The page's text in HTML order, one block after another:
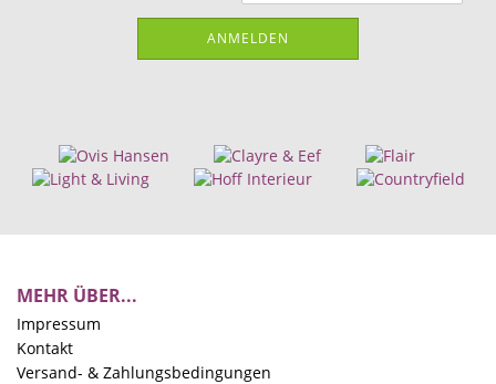
ANMELDEN
MEHR ÜBER...
Impressum
Kontakt
Versand- & Zahlungsbedingungen